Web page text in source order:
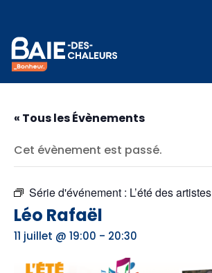
« Tous les Évènements
Cet évènement est passé.
Série d'événement : L’été des artistes
Léo Rafaël
11 juillet @ 19:00 - 20:30